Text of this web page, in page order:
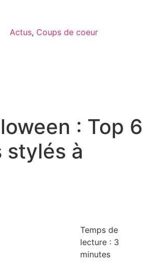
Actus, Coups de coeur
: Top 6
stylés à
Temps de
lecture : 3
minutes